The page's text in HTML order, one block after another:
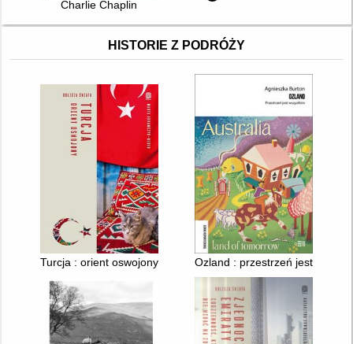
Charlie Chaplin
HISTORIE Z PODRÓŻY
Turcja : orient oswojony Ozland : przestrzeń jest